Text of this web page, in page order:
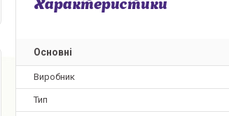
Характеристики
Основні
Виробник
Тип